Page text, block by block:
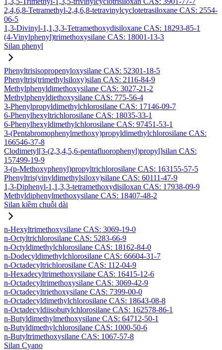
2,4,6,8-Tetramethyl-2,4,6,8-tetravinylcyclotetrasiloxane CAS: 2554-
06-5
1,3-Divinyl-1,1,3,3-Tetramethoxydisiloxane CAS: 18293-85-1
(4-Vinylphenyl)trimethoxysilane CAS: 18001-13-3
Silan phenyl
Phenyltrisisopropenyloxysilane CAS: 52301-18-5
Phenyltris(trimethylsiloxy)silan CAS: 2116-84-9
Methylphenyldimethoxysilane CAS: 3027-21-2
Methylphenyldiethoxysilane CAS: 775-56-4
3-Phenylpropyldimethylchlorosilane CAS: 17146-09-7
6-Phenylhexyltrichlorosilane CAS: 18035-33-1
6-Phenylhexyldimethylchlorosilane CAS: 97451-53-1
3-(Pentabromophenylmethoxy)propyldimethylchlorosilane CAS:
166546-37-8
Clodimetyl[3-(2,3,4,5,6-pentafluorophenyl)propyl]silan CAS:
157499-19-9
3-(p-Methoxyphenyl)propyltrichlorosilane CAS: 163155-57-5
Phenyltris(vinyldimethylsiloxy)silane CAS: 60111-47-9
1,3-Diphenyl-1,1,3,3-tetramethoxydisiloxan CAS: 17938-09-9
Methyldiphenylmethoxysilane CAS: 18407-48-2
Silan kiềm chuỗi dài
n-Hexyltrimethoxysilane CAS: 3069-19-0
n-Octyltrichlorosilane CAS: 5283-66-9
n-Octyldimethylchlorosilane CAS: 18162-84-0
n-Dodecyldimethylchlorosilane CAS: 66604-31-7
n-Octadecyltrichlorosilane CAS: 112-04-9
n-Hexadecyltrimethoxysilane CAS: 16415-12-6
n-Octadecyltrimethoxysilane CAS: 3069-42-9
n-Octadecyltriethoxysilane CAS: 7399-00-0
n-Octadecyldimethylchlorosilane CAS: 18643-08-8
n-Octadecyldiisobutylchlorosilane CAS: 162578-86-1
n-Butyldimethylmethoxysilane CAS: 64712-50-1
n-Butyldimethylchlorosilane CAS: 1000-50-6
n-Butyltrimethoxysilane CAS: 1067-57-8
Silan Cyano